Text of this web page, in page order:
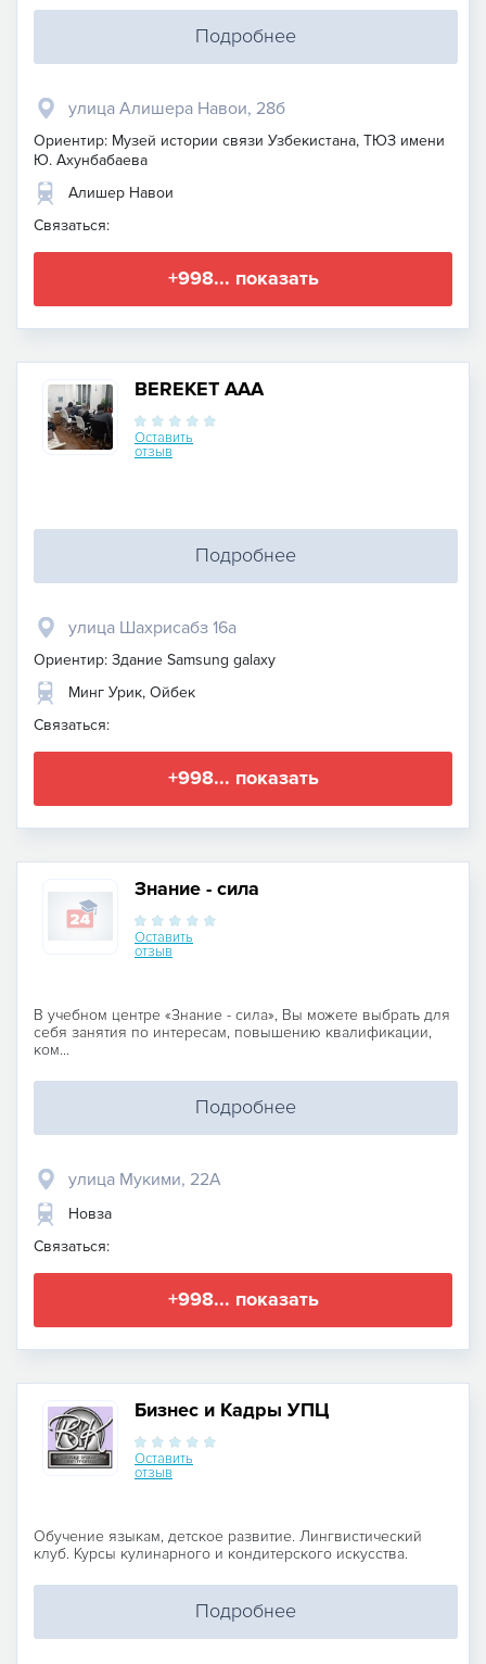
Подробнее
улица Алишера Навои, 28б
Ориентир: Музей истории связи Узбекистана, ТЮЗ имени
Ю. Ахунбабаева
Алишер Навои
Связаться:
+998... показать
BEREKET AAA
Оставить
отзыв
Подробнее
улица Шахрисабз 16а
Ориентир: Здание Samsung galaxy
Минг Урик, Ойбек
Связаться:
+998... показать
Знание - сила
Оставить
отзыв
В учебном центре «Знание - сила», Вы можете выбрать для
себя занятия по интересам, повышению квалификации,
ком...
Подробнее
улица Мукими, 22А
Новза
Связаться:
+998... показать
Бизнес и Кадры УПЦ
Оставить
отзыв
Обучение языкам, детское развитие. Лингвистический
клуб. Курсы кулинарного и кондитерского искусства.
Подробнее